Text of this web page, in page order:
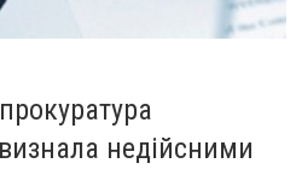
недійсними